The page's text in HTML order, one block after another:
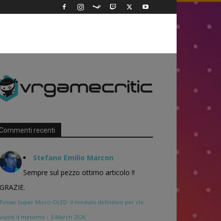
recenti
Stefano Emilio Marcon
Sempre sul pezzo ottimo articolo !!
GRAZIE.
Pimax Super Micro-OLED: il modulo definitivo per chi
vuole il massimo · 5 March 2026